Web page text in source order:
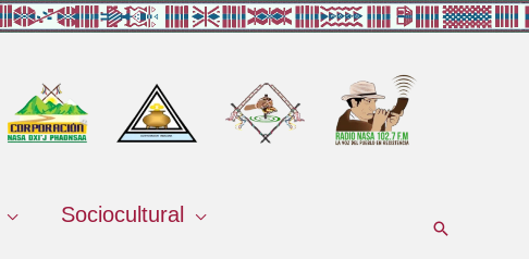
Sociocultural
Buscar